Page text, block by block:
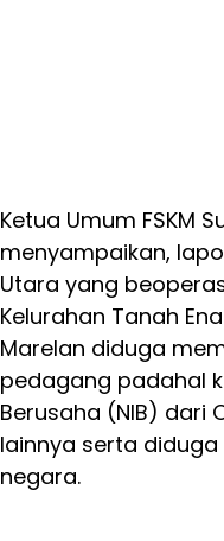
Ketua Umum FSKM
menyampaikan,
Utara yang
Kelurahan Tanah
Marelan diduga
pedagang padahal
Berusaha (NIB) dari
lainnya serta
negara.